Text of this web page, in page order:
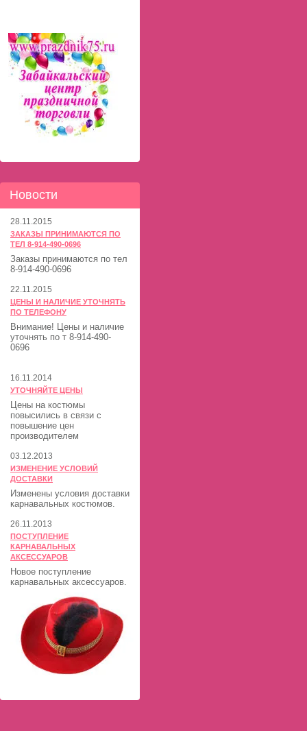
Новости
28.11.2015
ЗАКАЗЫ ПРИНИМАЮТСЯ ПО
ТЕЛ 8-914-490-0696
Заказы принимаются по тел
8-914-490-0696
22.11.2015
ЦЕНЫ И НАЛИЧИЕ УТОЧНЯТЬ
ПО ТЕЛЕФОНУ
Внимание! Цены и наличие
уточнять по т 8-914-490-
0696
16.11.2014
УТОЧНЯЙТЕ ЦЕНЫ
Цены на костюмы
повысились в связи с
повышение цен
производителем
03.12.2013
ИЗМЕНЕНИЕ УСЛОВИЙ
ДОСТАВКИ
Изменены условия доставки
карнавальных костюмов.
26.11.2013
ПОСТУПЛЕНИЕ
КАРНАВАЛЬНЫХ
АКСЕССУАРОВ
Новое поступление
карнавальных аксессуаров.